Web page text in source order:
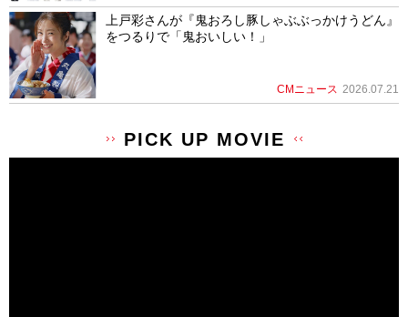
上戸彩さんが『鬼おろし豚しゃぶぶっかけうどん』
をつるりで「鬼おいしい！」
CMニュース 2026.07.21
PICK UP MOVIE